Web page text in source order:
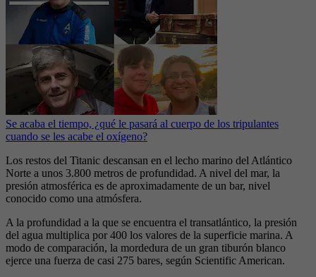
Se acaba el tiempo, ¿qué le pasará al cuerpo de los tripulantes
cuando se les acabe el oxígeno?
Los restos del Titanic descansan en el lecho marino del Atlántico
Norte a unos 3.800 metros de profundidad. A nivel del mar, la
presión atmosférica es de aproximadamente de un bar, nivel
conocido como una atmósfera.
A la profundidad a la que se encuentra el transatlántico, la presión
del agua multiplica por 400 los valores de la superficie marina. A
modo de comparación, la mordedura de un gran tiburón blanco
ejerce una fuerza de casi 275 bares, según Scientific American.